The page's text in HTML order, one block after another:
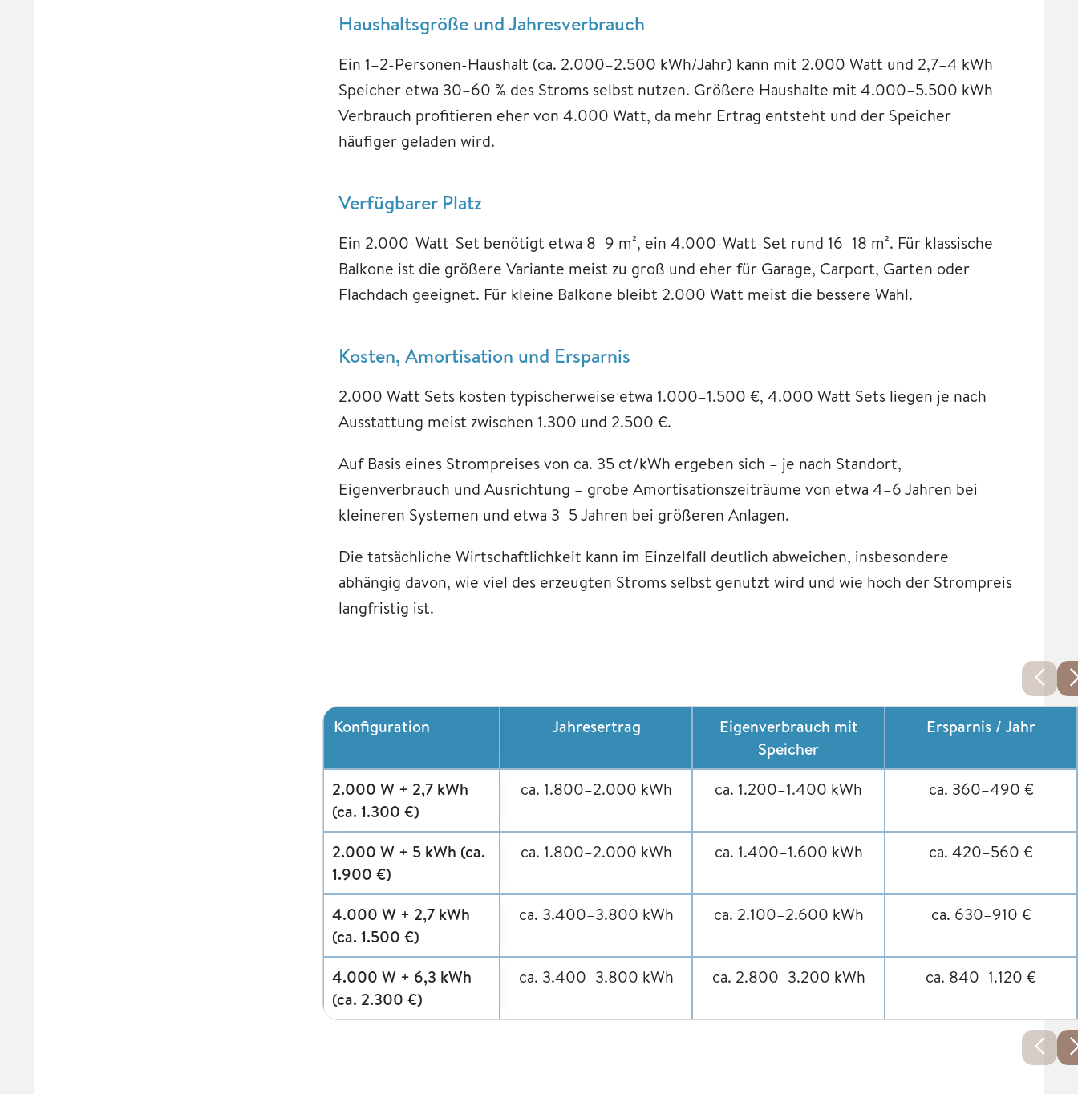
Haushaltsgröße und Jahresverbrauch
Ein 1–2-Personen-Haushalt (ca. 2.000–2.500 kWh/Jahr) kann mit 2.000 Watt und 2,7–4 kWh
Speicher etwa 30–60 % des Stroms selbst nutzen. Größere Haushalte mit 4.000–5.500 kWh
Verbrauch profitieren eher von 4.000 Watt, da mehr Ertrag entsteht und der Speicher
häufiger geladen wird.
Verfügbarer Platz
Ein 2.000-Watt-Set benötigt etwa 8–9 m², ein 4.000-Watt-Set rund 16–18 m². Für klassische
Balkone ist die größere Variante meist zu groß und eher für Garage, Carport, Garten oder
Flachdach geeignet. Für kleine Balkone bleibt 2.000 Watt meist die bessere Wahl.
Kosten, Amortisation und Ersparnis
2.000 Watt Sets kosten typischerweise etwa 1.000–1.500 €, 4.000 Watt Sets liegen je nach
Ausstattung meist zwischen 1.300 und 2.500 €.
Auf Basis eines Strompreises von ca. 35 ct/kWh ergeben sich – je nach Standort,
Eigenverbrauch und Ausrichtung – grobe Amortisationszeiträume von etwa 4–6 Jahren bei
kleineren Systemen und etwa 3–5 Jahren bei größeren Anlagen.
Die tatsächliche Wirtschaftlichkeit kann im Einzelfall deutlich abweichen, insbesondere
abhängig davon, wie viel des erzeugten Stroms selbst genutzt wird und wie hoch der Strompreis
langfristig ist.
Konfiguration Jahresertrag
Eigenverbrauch mit
Speicher
Ersparnis / Jahr
2.000 W + 2,7 kWh
(ca. 1.300 €)
ca. 1.800–2.000 kWh ca. 1.200–1.400 kWh ca. 360–490 €
2.000 W + 5 kWh (ca.
1.900 €)
ca. 1.800–2.000 kWh ca. 1.400–1.600 kWh ca. 420–560 €
4.000 W + 2,7 kWh
(ca. 1.500 €)
ca. 3.400–3.800 kWh ca. 2.100–2.600 kWh ca. 630–910 €
4.000 W + 6,3 kWh
(ca. 2.300 €)
ca. 3.400–3.800 kWh ca. 2.800–3.200 kWh ca. 840–1.120 €